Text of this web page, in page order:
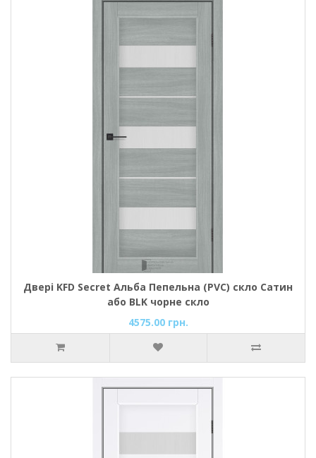
Двері KFD Secret Альба Пепельна (PVC) скло Сатин
або BLK чорне скло
4575.00 грн.